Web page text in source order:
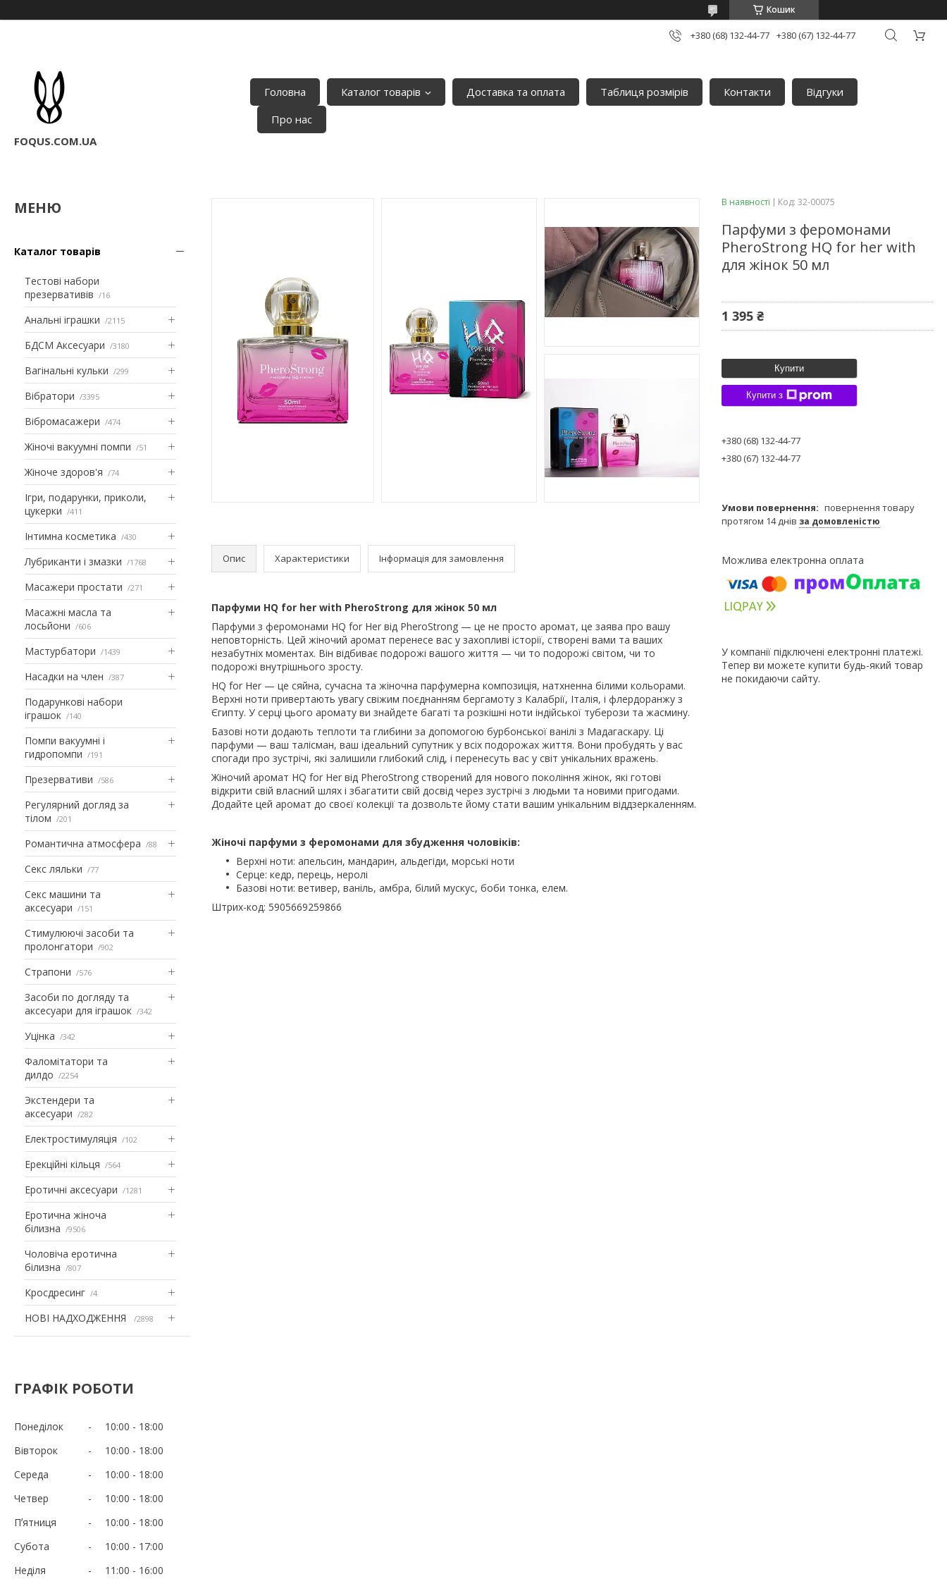
Кошик
+380 (68) 132-44-77 +380 (67) 132-44-77
FOQUS.COM.UA
Головна Каталог товарів Доставка та оплата Таблиця розмірів Контакти
Відгуки
Про нас
Каталог товарів
Тестові набори
презервативів
16
Анальні іграшки 2115
БДСМ Аксесуари 3180
Вагінальні кульки 299
Вібратори 3395
Вібромасажери 474
Жіночі вакуумні помпи 51
Жіноче здоров'я 74
Ігри, подарунки, приколи,
цукерки
411
Інтимна косметика 430
Лубриканти і змазки 1768
Масажери простати 271
Масажні масла та
лосьйони
606
Мастурбатори 1439
Насадки на член 387
Подарункові набори
іграшок
140
Помпи вакуумні і
гидропомпи
191
Презервативи 586
Регулярний догляд за
тілом
201
Романтична атмосфера 88
Секс ляльки 77
Секс машини та
аксесуари
151
Стимулюючі засоби та
пролонгатори
902
Страпони 576
Засоби по догляду та
аксесуари для іграшок
342
Уцінка 342
Фаломітатори та
дилдо
2254
Экстендери та
аксесуари
282
Електростимуляція 102
Ерекційні кільця 564
Еротичні аксесуари 1281
Еротична жіноча
білизна
9506
Чоловіча еротична
білизна
807
Кросдресинг 4
НОВІ НАДХОДЖЕННЯ 2898
ГРАФІК РОБОТИ
Понеділок 10:00
18:00
Вівторок
10:00
18:00
Середа
10:00
18:00
Четвер
10:00
18:00
Пʼятниця
10:00
18:00
Субота
10:00
17:00
Неділя
11:00 16:00
Опис Характеристики Інформація для замовлення
Парфуми HQ for her with PheroStrong для жінок 50 мл
Парфуми з феромонами HQ for Her від PheroStrong — це не просто аромат, це заява про вашу
неповторність. Цей жіночий аромат перенесе вас у захопливі історії, створені вами та ваших
незабутніх моментах. Він відбиває подорожі вашого життя — чи то подорожі світом, чи то
подорожі внутрішнього зросту.
HQ for Her — це сяйна, сучасна та жіночна парфумерна композиція, натхненна білими кольорами.
Верхні ноти привертають увагу свіжим поєднанням бергамоту з Калабрії, Італія, і флердоранжу з
Єгипту. У серці цього аромату ви знайдете багаті та розкішні ноти індійської туберози та жасмину.
Базові ноти додають теплоти та глибини за допомогою бурбонської ванілі з Мадагаскару. Ці
парфуми — ваш талісман, ваш ідеальний супутник у всіх подорожах життя. Вони пробудять у вас
спогади про зустрічі, які залишили глибокий слід, і перенесуть вас у світ унікальних вражень.
Жіночий аромат HQ for Her від PheroStrong створений для нового покоління жінок, які готові
відкрити свій власний шлях і збагатити свій досвід через зустрічі з людьми та новими пригодами.
Додайте цей аромат до своєї колекції та дозвольте йому стати вашим унікальним віддзеркаленням.
Жіночі парфуми з феромонами для збудження чоловіків:
Верхні ноти: апельсин, мандарин, альдегіди, морські ноти
Серце: кедр, перець, неролі
Базові ноти: ветивер, ваніль, амбра, білий мускус, боби тонка, елем.
Штрих-код: 5905669259866
В наявності Код: 32-00075
Парфуми з феромонами
PheroStrong HQ for her with
для жінок 50 мл
1 395 ₴
Купити
Купити з
+380 (68) 132-44-77
+380 (67) 132-44-77
повернення товару
протягом 14 днів за домовленістю
У компанії підключені електронні платежі.
Тепер ви можете купити будь-який товар
не покидаючи сайту.